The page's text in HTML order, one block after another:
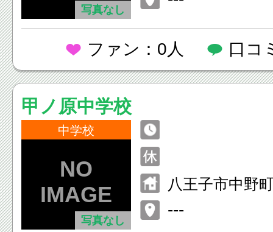
写真なし
ファン：0人 口コ
甲ノ原中学校
中学校
写真なし
八王子市中野
---